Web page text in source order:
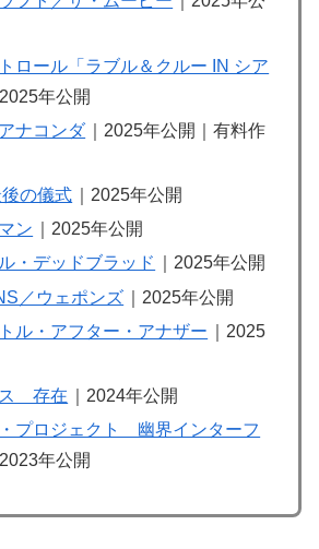
ロール「ラブル＆クルー IN シア
2025年公開
ナコンダ ｜2025年公開｜有料作
の儀式 ｜2025年公開
ン
｜2025年公開
・デッドブラッド
｜2025年公開
／ウェポンズ ｜2025年公開
ル・アフター・アナザー
｜2025
ス 存在
｜2024年公開
プロジェクト 幽界インターフ
2023年公開